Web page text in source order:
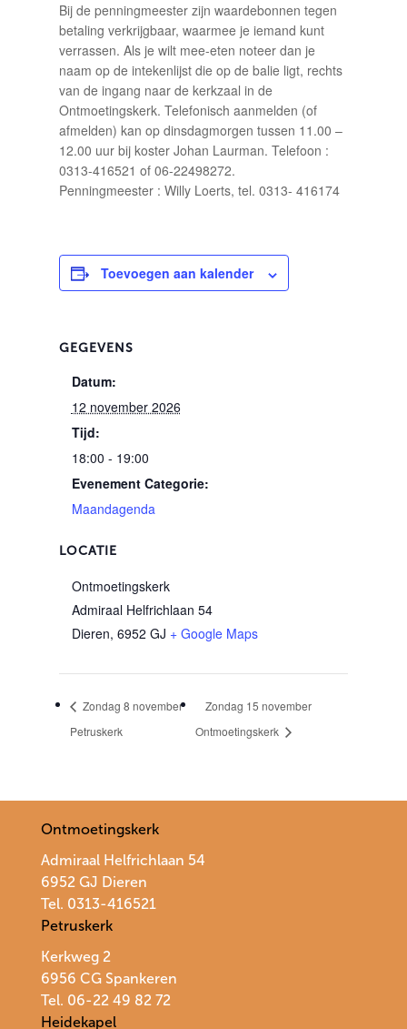
Bij de penningmeester zijn waardebonnen tegen
betaling verkrijgbaar, waarmee je iemand kunt
verrassen. Als je wilt mee-eten noteer dan je
naam op de intekenlijst die op de balie ligt, rechts
van de ingang naar de kerkzaal in de
Ontmoetingskerk. Telefonisch aanmelden (of
afmelden) kan op dinsdagmorgen tussen 11.00 –
12.00 uur bij koster Johan Laurman. Telefoon :
0313-416521 of 06-22498272.
Penningmeester : Willy Loerts, tel. 0313- 416174
Toevoegen aan kalender
GEGEVENS
Datum:
12 november 2026
Tijd:
18:00 - 19:00
Evenement Categorie:
Maandagenda
LOCATIE
Ontmoetingskerk
Admiraal Helfrichlaan 54
Dieren, 6952 GJ + Google Maps
Zondag 8 november
Petruskerk
Zondag 15 november
Ontmoetingskerk
Ontmoetingskerk
Admiraal Helfrichlaan 54
6952 GJ Dieren
Tel. 0313-416521
Petruskerk
Kerkweg 2
6956 CG Spankeren
Tel. 06-22 49 82 72
Heidekapel